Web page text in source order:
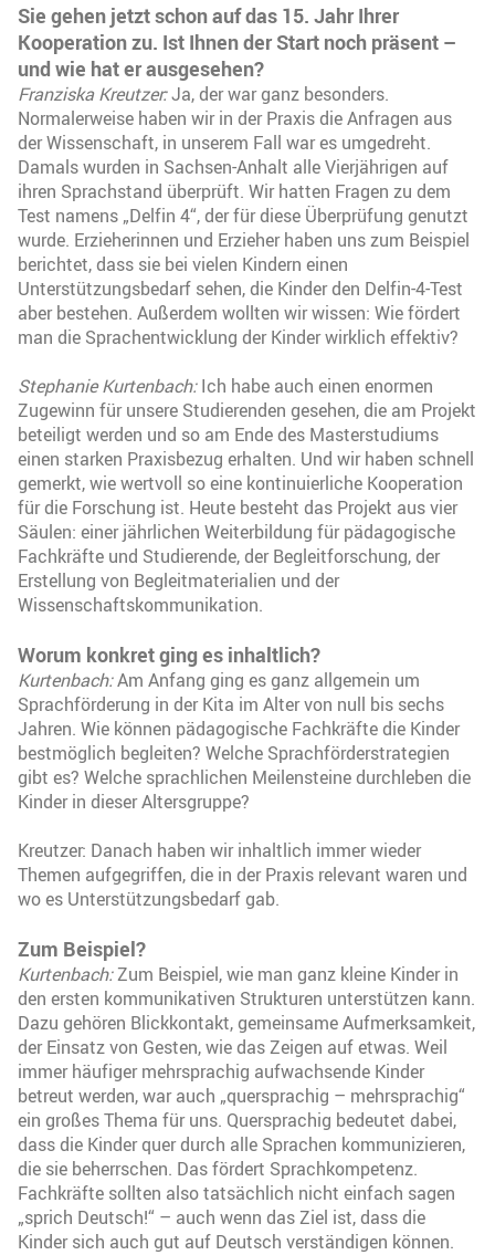
Sie gehen jetzt schon auf das 15. Jahr Ihrer
Kooperation zu. Ist Ihnen der Start noch präsent –
und wie hat er ausgesehen?
Franziska Kreutzer:Ja, der war ganz besonders.
Normalerweise haben wir in der Praxis die Anfragen aus
der Wissenschaft, in unserem Fall war es umgedreht.
Damals wurden in Sachsen-Anhalt alle Vierjährigen auf
ihren Sprachstand überprüft. Wir hatten Fragen zu dem
Test namens „Delfin 4“, der für diese Überprüfung genutzt
wurde. Erzieherinnen und Erzieher haben uns zum Beispiel
berichtet, dass sie bei vielen Kindern einen
Unterstützungsbedarf sehen, die Kinder den Delfin-4-Test
aber bestehen. Außerdem wollten wir wissen: Wie fördert
man die Sprachentwicklung der Kinder wirklich effektiv?
Stephanie Kurtenbach:Ich habe auch einen enormen
Zugewinn für unsere Studierenden gesehen, die am Projekt
beteiligt werden und so am Ende des Masterstudiums
einen starken Praxisbezug erhalten. Und wir haben schnell
gemerkt, wie wertvoll so eine kontinuierliche Kooperation
für die Forschung ist. Heute besteht das Projekt aus vier
Säulen: einer jährlichen Weiterbildung für pädagogische
Fachkräfte und Studierende, der Begleitforschung, der
Erstellung von Begleitmaterialien und der
Wissenschaftskommunikation.
Worum konkret ging es inhaltlich?
Kurtenbach:Am Anfang ging es ganz allgemein um
Sprachförderung in der Kita im Alter von null bis sechs
Jahren. Wie können pädagogische Fachkräfte die Kinder
bestmöglich begleiten? Welche Sprachförderstrategien
gibt es? Welche sprachlichen Meilensteine durchleben die
Kinder in dieser Altersgruppe?
Kreutzer: Danach haben wir inhaltlich immer wieder
Themen aufgegriffen, die in der Praxis relevant waren und
wo es Unterstützungsbedarf gab.
Zum Beispiel?
Kurtenbach:Zum Beispiel, wie man ganz kleine Kinder in
den ersten kommunikativen Strukturen unterstützen kann.
Dazu gehören Blickkontakt, gemeinsame Aufmerksamkeit,
der Einsatz von Gesten, wie das Zeigen auf etwas. Weil
immer häufiger mehrsprachig aufwachsende Kinder
betreut werden, war auch „quersprachig – mehrsprachig“
ein großes Thema für uns. Quersprachig bedeutet dabei,
dass die Kinder quer durch alle Sprachen kommunizieren,
die sie beherrschen. Das fördert Sprachkompetenz.
Fachkräfte sollten also tatsächlich nicht einfach sagen
„sprich Deutsch!“ – auch wenn das Ziel ist, dass die
Kinder sich auch gut auf Deutsch verständigen können.